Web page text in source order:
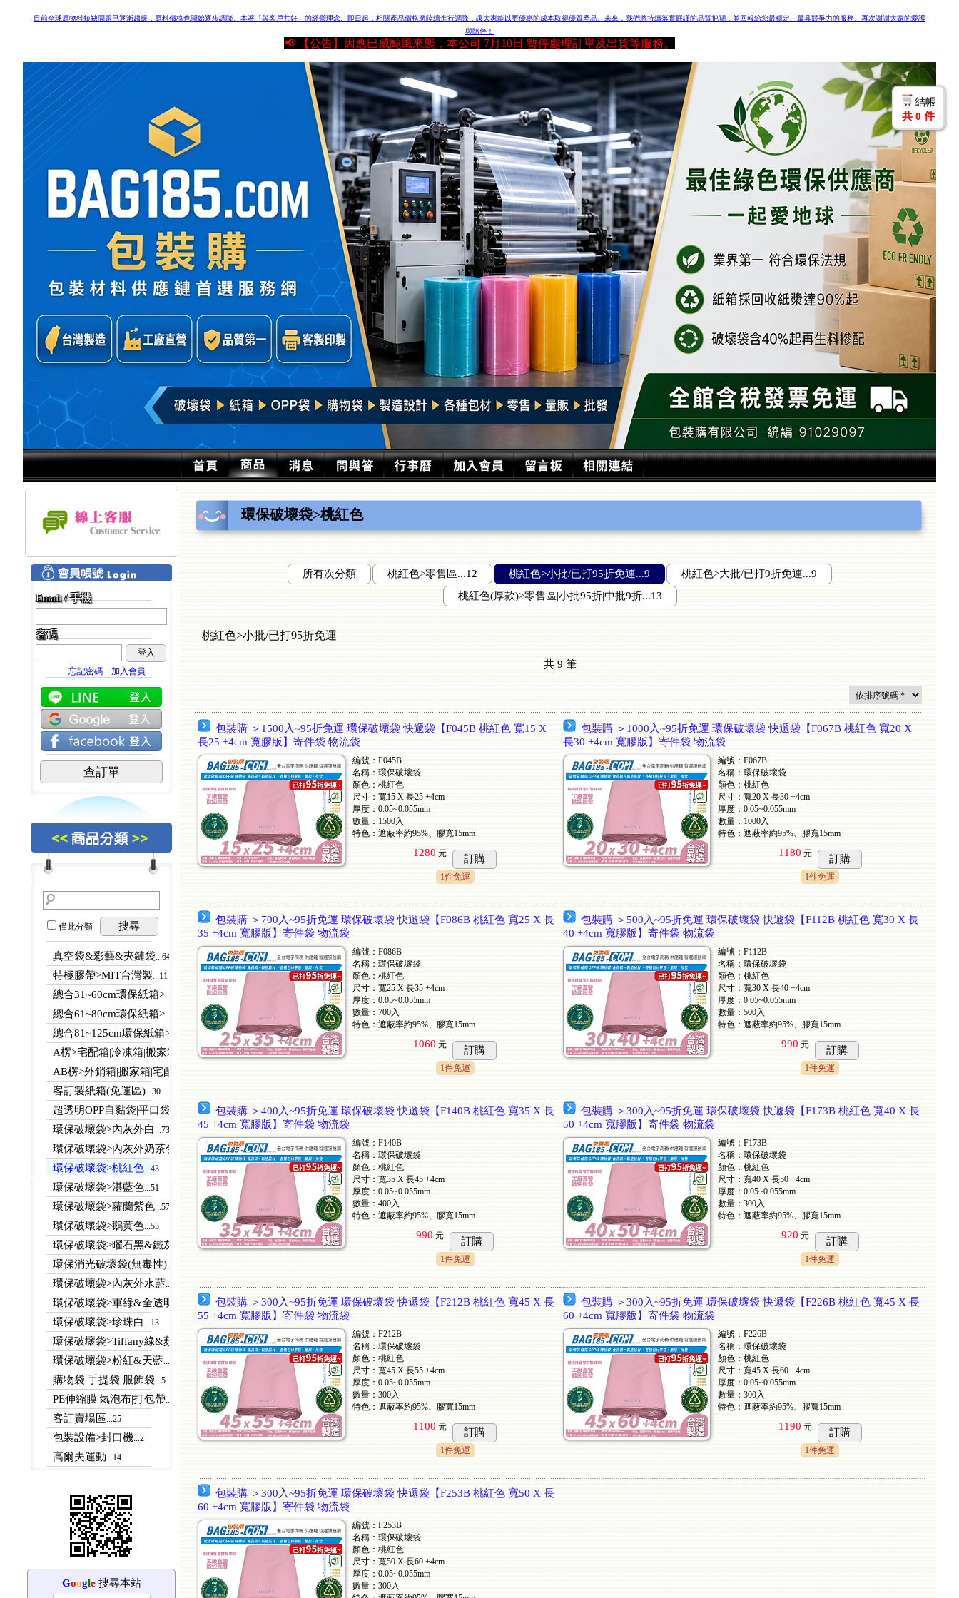
結帳
共 0 件
目前全球原物料短缺問題已逐漸趨緩，原料價格也開始逐步調降。 本著「與客戶共好」的經營理念。即日起，相關產品價格將陸續進行調降，讓大家能以更優惠的成本取得優質產品。 未來，我們將持續落實嚴謹的品質把關，並回報給您最穩定、最具競爭力的服務。再次謝謝大家的愛護
與陪伴！
📢 【公告】因應巴威颱風來襲，本公司 7月10日 暫停處理訂單及出貨等服務。
Email / 手機
密碼
登入
忘記密碼
加入會員
查訂單
僅此分類 搜尋
真空袋&彩藝&夾鏈袋...64
特極膠帶>MIT台灣製...11
總合31~60cm環保紙箱>...112
總合61~80cm環保紙箱>...123
總合81~125cm環保紙箱>
A楞>宅配箱|冷凍箱|搬家箱
AB楞>外銷箱|搬家箱|宅配箱
客訂製紙箱(免運區)...30
超透明OPP自黏袋|平口袋
環保破壞袋>內灰外白 ...73
環保破壞袋>內灰外奶茶色
環保破壞袋>桃紅色...43
環保破壞袋>湛藍色...51
環保破壞袋>蘿蘭紫色...57
環保破壞袋>鵝黄色...53
環保破壞袋>曜石黑&鐵灰色(回饋價)...61
環保消光破壞袋(無毒性)...24
環保破壞袋>內灰外水藍...13
環保破壞袋>軍綠&全透明
環保破壞袋>珍珠白 ...13
環保破壞袋>Tiffany綠&蘋果綠
環保破壞袋>粉紅&天藍...76
購物袋 手提袋 服飾袋...5
PE伸縮膜|氣泡布|打包帶...7
客訂賣場區...25
包裝設備>封口機...2
高爾夫運動...14
Google搜尋本站
環保破壞袋>桃紅色
所有次分類 桃紅色>零售區...12 桃紅色>小批/已打95折免運...9
桃紅色>大批/已打9折免運...9
桃紅色(厚款)>零售區|小批95折|中批9折...13
桃紅色>小批/已打95折免運
共9 筆
包裝購 ＞1500入~95折免運 環保破壞袋 快遞袋【F045B 桃紅色 寬15 X
長25 +4cm 寬膠版】寄件袋 物流袋
編號：F045B
名稱：環保破壞袋
顏色：桃紅色
尺寸：寬15 X 長25 +4cm
厚度：0.05~0.055mm
數量：1500入
特色：遮蔽率約95%、膠寬15mm
1280 元 訂購
1件免運
包裝購 ＞1000入~95折免運 環保破壞袋 快遞袋【F067B 桃紅色 寬20 X
長30 +4cm 寬膠版】寄件袋 物流袋
編號：F067B
名稱：環保破壞袋
顏色：桃紅色
尺寸：寬20 X 長30 +4cm
厚度：0.05~0.055mm
數量：1000入
特色：遮蔽率約95%、膠寬15mm
1180 元 訂購
1件免運
包裝購 ＞700入~95折免運 環保破壞袋 快遞袋【F086B 桃紅色 寬25 X 長
35 +4cm 寬膠版】寄件袋 物流袋
編號：F086B
名稱：環保破壞袋
顏色：桃紅色
尺寸：寬25 X 長35 +4cm
厚度：0.05~0.055mm
數量：700入
特色：遮蔽率約95%、膠寬15mm
1060 元 訂購
1件免運
包裝購 ＞500入~95折免運 環保破壞袋 快遞袋【F112B 桃紅色 寬30 X 長
40 +4cm 寬膠版】寄件袋 物流袋
編號：F112B
名稱：環保破壞袋
顏色：桃紅色
尺寸：寬30 X 長40 +4cm
厚度：0.05~0.055mm
數量：500入
特色：遮蔽率約95%、膠寬15mm
990 元 訂購
1件免運
包裝購 ＞400入~95折免運 環保破壞袋 快遞袋【F140B 桃紅色 寬35 X 長
45 +4cm 寬膠版】寄件袋 物流袋
編號：F140B
名稱：環保破壞袋
顏色：桃紅色
尺寸：寬35 X 長45 +4cm
厚度：0.05~0.055mm
數量：400入
特色：遮蔽率約95%、膠寬15mm
990 元 訂購
1件免運
包裝購 ＞300入~95折免運 環保破壞袋 快遞袋【F173B 桃紅色 寬40 X 長
50 +4cm 寬膠版】寄件袋 物流袋
編號：F173B
名稱：環保破壞袋
顏色：桃紅色
尺寸：寬40 X 長50 +4cm
厚度：0.05~0.055mm
數量：300入
特色：遮蔽率約95%、膠寬15mm
920 元 訂購
1件免運
包裝購 ＞300入~95折免運 環保破壞袋 快遞袋【F212B 桃紅色 寬45 X 長
55 +4cm 寬膠版】寄件袋 物流袋
編號：F212B
名稱：環保破壞袋
顏色：桃紅色
尺寸：寬45 X 長55 +4cm
厚度：0.05~0.055mm
數量：300入
特色：遮蔽率約95%、膠寬15mm
1100 元 訂購
1件免運
包裝購 ＞300入~95折免運 環保破壞袋 快遞袋【F226B 桃紅色 寬45 X 長
60 +4cm 寬膠版】寄件袋 物流袋
編號：F226B
名稱：環保破壞袋
顏色：桃紅色
尺寸：寬45 X 長60 +4cm
厚度：0.05~0.055mm
數量：300入
特色：遮蔽率約95%、膠寬15mm
1190 元 訂購
1件免運
包裝購 ＞300入~95折免運 環保破壞袋 快遞袋【F253B 桃紅色 寬50 X 長
60 +4cm 寬膠版】寄件袋 物流袋
編號：F253B
名稱：環保破壞袋
顏色：桃紅色
尺寸：寬50 X 長60 +4cm
厚度：0.05~0.055mm
數量：300入